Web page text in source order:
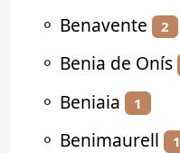
⚬ Benavente 2
⚬ Benia de Onís
⚬ Beniaia 1
⚬ Benimaurell 1